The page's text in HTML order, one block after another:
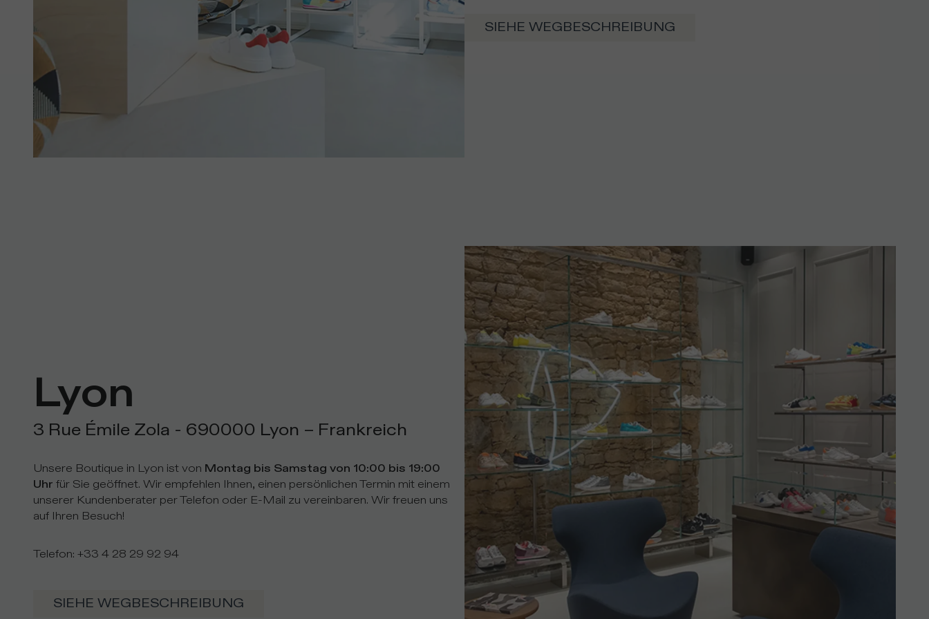
SIEHE WEGBESCHREIBUNG
Lyon
3 Rue Émile Zola - 690000 Lyon – Frankreich
Unsere Boutique in Lyon ist von Montag bis Samstag von 10:00 bis 19:00
Uhr für Sie geöffnet. Wir empfehlen Ihnen, einen persönlichen Termin mit einem
unserer Kundenberater per Telefon oder E-Mail zu vereinbaren. Wir freuen uns
auf Ihren Besuch!
Telefon: +33 4 28 29 92 94
SIEHE WEGBESCHREIBUNG